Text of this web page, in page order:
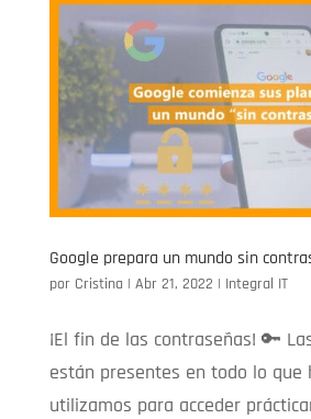
Google prepara un mundo sin
por Cristina | Abr 21, 2022 | Integral IT
¡El fin de las contraseñas! 🔑
están presentes en todo lo que
utilizamos para acceder